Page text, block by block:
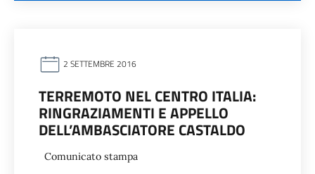
2 SETTEMBRE 2016
TERREMOTO NEL CENTRO ITALIA:
RINGRAZIAMENTI E APPELLO
DELL’AMBASCIATORE CASTALDO
Comunicato stampa